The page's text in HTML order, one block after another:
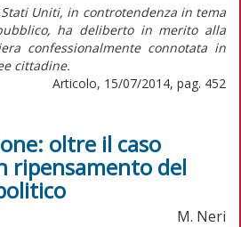
Uniti, in controtendenza in tema
ha deliberto in merito alla
confessionalmente connotata in
cittadine.
Articolo, 15/07/2014, pag. 452
oltre il caso
ripensamento del
M. Neri